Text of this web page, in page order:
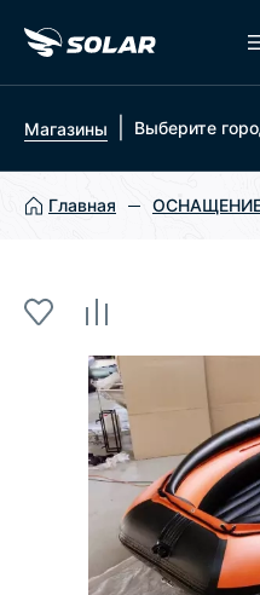
Магазины Выберите
Главная